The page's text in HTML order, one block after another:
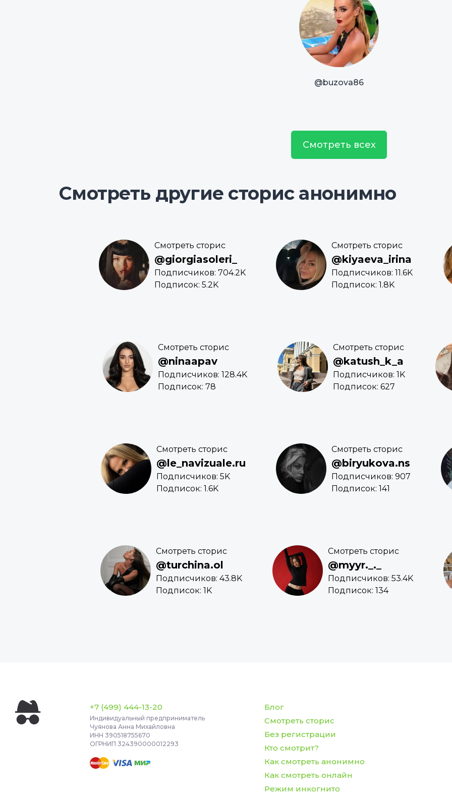
@buzova86
Смотреть всех
Смотреть другие сторис анонимно
Смотреть сторис
@giorgiasoleri_
Подписчиков: 704.2K
Подписок: 5.2K
Смотреть сторис
@kiyaeva_irina
Подписчиков: 11.6K
Подписок: 1.8K
Смотреть сторис
@ninaapav
Подписчиков: 128.4K
Подписок: 78
Смотреть сторис
@katush_k_a
Подписчиков: 1K
Подписок: 627
Смотреть сторис
@le_navizuale.ru
Подписчиков: 5K
Подписок: 1.6K
Смотреть сторис
@biryukova.ns
Подписчиков: 907
Подписок: 141
Смотреть сторис
@turchina.ol
Подписчиков: 43.8K
Подписок: 1K
Смотреть сторис
@myyr._._
Подписчиков: 53.4K
Подписок: 134
+7 (499) 444-13-20
Индивидуальный предприниматель
Чуянова Анна Михайловна
ИНН 390518755670
ОГРНИП 324390000012293
Блог
Смотреть сторис
Без регистрации
Кто смотрит?
Как смотреть анонимно
Как смотреть онлайн
Режим инкогнито